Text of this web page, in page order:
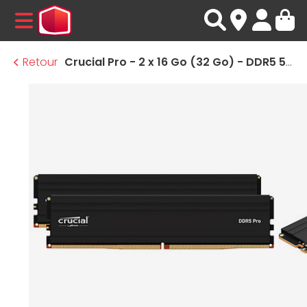
MENU
Retour
Crucial Pro - 2 x 16 Go (32 Go) - DDR5 5600 MHz - CL46